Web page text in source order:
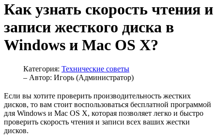
Как узнать скорость чтения и
записи жесткого диска в
Windows и Mac OS X?
Категория: Технические советы
– Автор: Игорь (Администратор)
Если вы хотите проверить производительность жестких
дисков, то вам стоит воспользоваться бесплатной программой
для Windows и Mac OS X, которая позволяет легко и быстро
проверить скорость чтения и записи всех ваших жестки
дисков.